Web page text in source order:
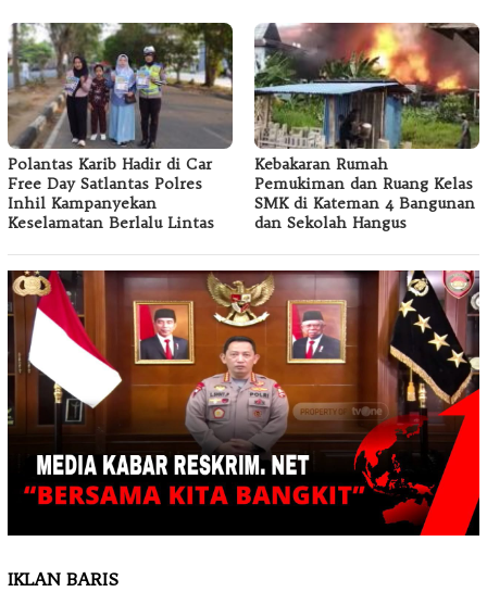
Polantas Karib Hadir di Car
Free Day Satlantas Polres
Inhil Kampanyekan
Keselamatan Berlalu Lintas
Kebakaran Rumah
Pemukiman dan Ruang Kelas
SMK di Kateman 4 Bangunan
dan Sekolah Hangus
IKLAN BARIS